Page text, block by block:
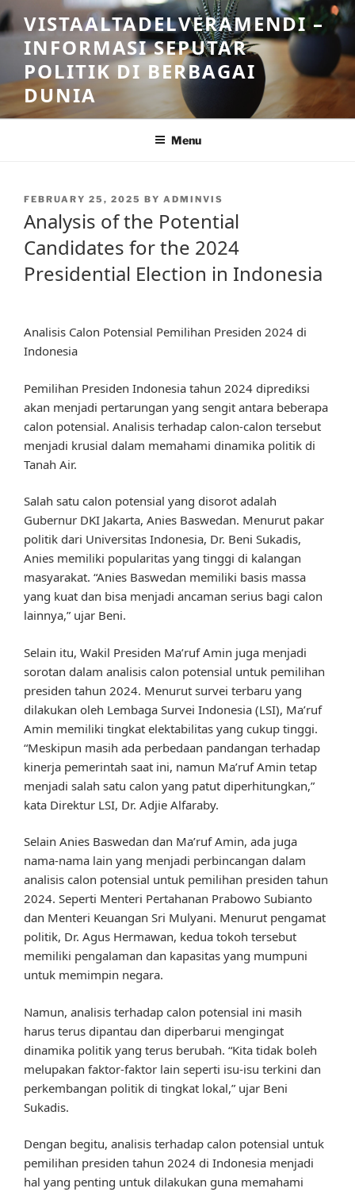
Skip
to
content
VISTAALTADELVERAMENDI –
INFORMASI SEPUTAR
POLITIK DI BERBAGAI
DUNIA
Menu
POSTED
FEBRUARY 25, 2025 BY ADMINVIS
Analysis of the Potential
Candidates for the 2024
Presidential Election in Indonesia
Analisis Calon Potensial Pemilihan Presiden 2024 di
Indonesia
Pemilihan Presiden Indonesia tahun 2024 diprediksi
akan menjadi pertarungan yang sengit antara beberapa
calon potensial. Analisis terhadap calon-calon tersebut
menjadi krusial dalam memahami dinamika politik di
Tanah Air.
Salah satu calon potensial yang disorot adalah
Gubernur DKI Jakarta, Anies Baswedan. Menurut pakar
politik dari Universitas Indonesia, Dr. Beni Sukadis,
Anies memiliki popularitas yang tinggi di kalangan
masyarakat. “Anies Baswedan memiliki basis massa
yang kuat dan bisa menjadi ancaman serius bagi calon
lainnya,” ujar Beni.
Selain itu, Wakil Presiden Ma’ruf Amin juga menjadi
sorotan dalam analisis calon potensial untuk pemilihan
presiden tahun 2024. Menurut survei terbaru yang
dilakukan oleh Lembaga Survei Indonesia (LSI), Ma’ruf
Amin memiliki tingkat elektabilitas yang cukup tinggi.
“Meskipun masih ada perbedaan pandangan terhadap
kinerja pemerintah saat ini, namun Ma’ruf Amin tetap
menjadi salah satu calon yang patut diperhitungkan,”
kata Direktur LSI, Dr. Adjie Alfaraby.
Selain Anies Baswedan dan Ma’ruf Amin, ada juga
nama-nama lain yang menjadi perbincangan dalam
analisis calon potensial untuk pemilihan presiden tahun
2024. Seperti Menteri Pertahanan Prabowo Subianto
dan Menteri Keuangan Sri Mulyani. Menurut pengamat
politik, Dr. Agus Hermawan, kedua tokoh tersebut
memiliki pengalaman dan kapasitas yang mumpuni
untuk memimpin negara.
Namun, analisis terhadap calon potensial ini masih
harus terus dipantau dan diperbarui mengingat
dinamika politik yang terus berubah. “Kita tidak boleh
melupakan faktor-faktor lain seperti isu-isu terkini dan
perkembangan politik di tingkat lokal,” ujar Beni
Sukadis.
Dengan begitu, analisis terhadap calon potensial untuk
pemilihan presiden tahun 2024 di Indonesia menjadi
hal yang penting untuk dilakukan guna memahami